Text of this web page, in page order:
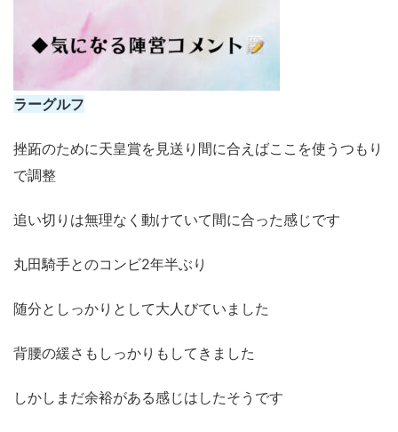
ラーグルフ
挫跖のために天皇賞を見送り間に合えばここを使うつもり
で調整
追い切りは無理なく動けていて間に合った感じです
丸田騎手とのコンビ2年半ぶり
随分としっかりとして大人びていました
背腰の緩さもしっかりもしてきました
しかしまだ余裕がある感じはしたそうです